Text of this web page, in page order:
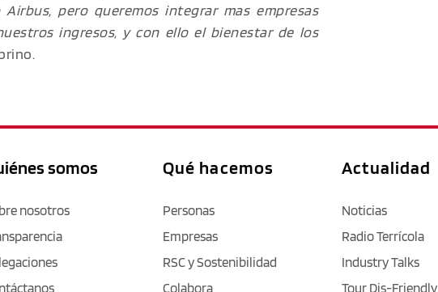
pero queremos integrar mas empresas
ingresos, y con ello el bienestar de los
somos
nosotros
Qué hacemos
Personas
Empresas
RSC y Sostenibilidad
Colabora
Actualidad
Noticias
Radio Terrícola
Industry Talks
Tour Dis-Friendly